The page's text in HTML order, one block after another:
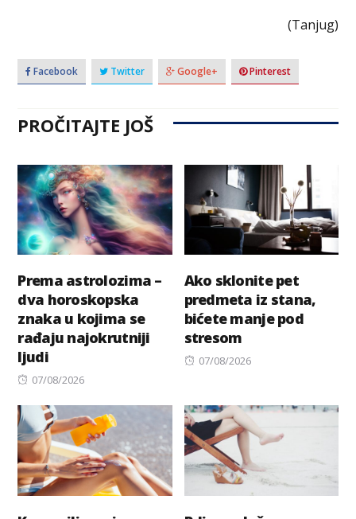
(Tanjug)
Facebook Twitter Google+ Pinterest
PROČITAJTE JOŠ
Prema astrolozima –
dva horoskopska
znaka u kojima se
rađaju najokrutniji
ljudi
Posted
07/08/2026
Ako sklonite pet
predmeta iz stana,
bićete manje pod
stresom
Posted
07/08/2026